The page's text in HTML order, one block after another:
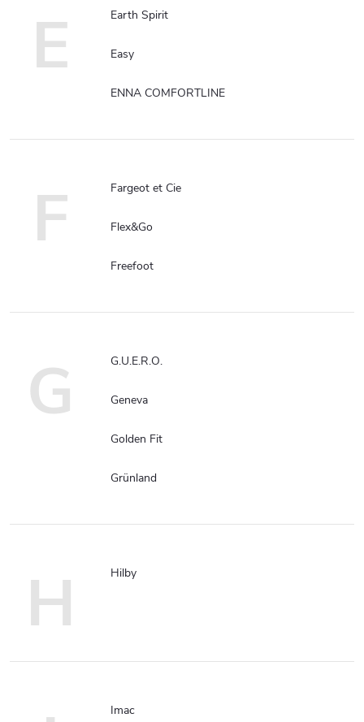
E Earth Spirit
Easy
ENNA COMFORTLINE
F Fargeot et Cie
Flex&Go
Freefoot
G G.U.E.R.O.
Geneva
Golden Fit
Grünland
H Hilby
Imac